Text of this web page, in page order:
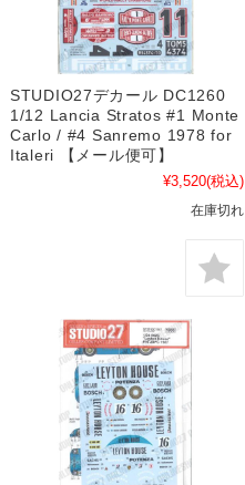
STUDIO27デカール DC1260
1/12 Lancia Stratos #1 Monte
Carlo / #4 Sanremo 1978 for
Italeri 【メール便可】
¥3,520(税込)
在庫切れ